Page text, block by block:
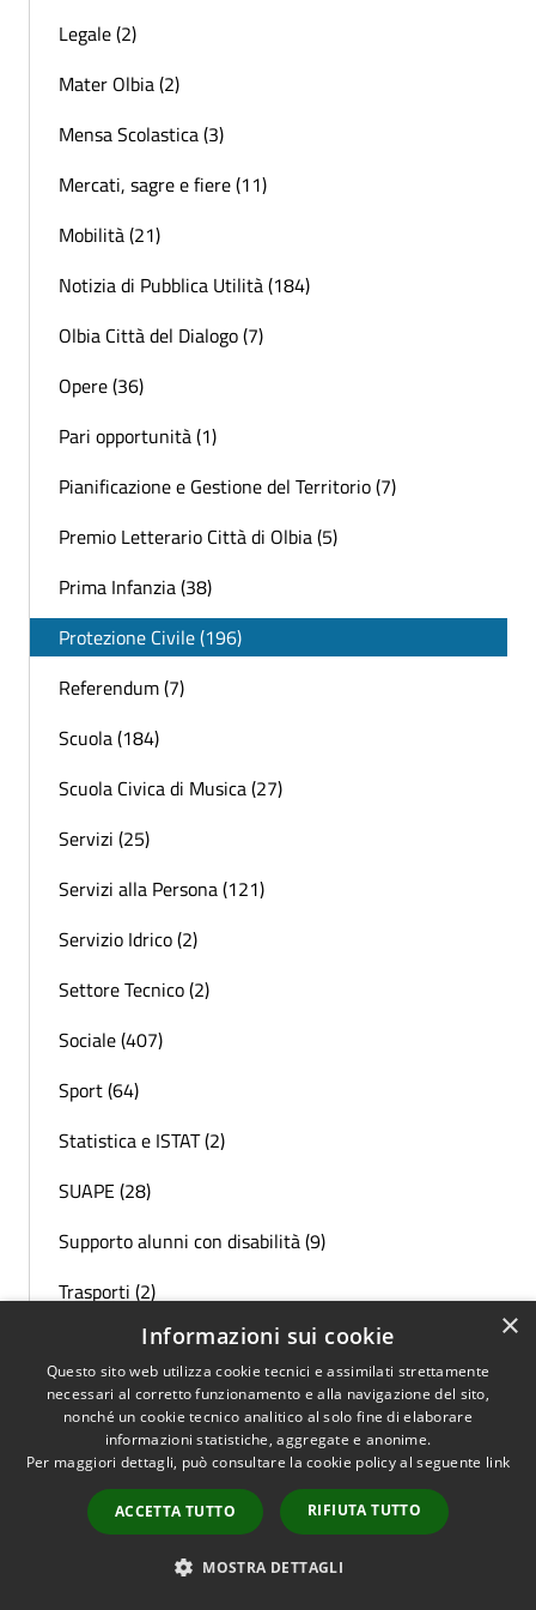
Legale (2)
Mater Olbia (2)
Mensa Scolastica (3)
Mercati, sagre e fiere (11)
Mobilità (21)
Notizia di Pubblica Utilità (184)
Olbia Città del Dialogo (7)
Opere (36)
Pari opportunità (1)
Pianificazione e Gestione del Territorio (7)
Premio Letterario Città di Olbia (5)
Prima Infanzia (38)
Protezione Civile (196)
Referendum (7)
Scuola (184)
Scuola Civica di Musica (27)
Servizi (25)
Servizi alla Persona (121)
Servizio Idrico (2)
Settore Tecnico (2)
Sociale (407)
Sport (64)
Statistica e ISTAT (2)
SUAPE (28)
Supporto alunni con disabilità (9)
Trasporti (2)
Tributi (16)
Turismo (19)
Ufficio Elettorale (11)
Università (6)
Viabilità (25)
×
Informazioni sui cookie
Questo sito web utilizza cookie tecnici e assimilati strettamente
necessari al corretto funzionamento e alla navigazione del sito,
nonché un cookie tecnico analitico al solo fine di elaborare
informazioni statistiche, aggregate e anonime.
Per maggiori dettagli, può consultare la cookie policy al seguente link
ACCETTA TUTTO RIFIUTA TUTTO
MOSTRA DETTAGLI